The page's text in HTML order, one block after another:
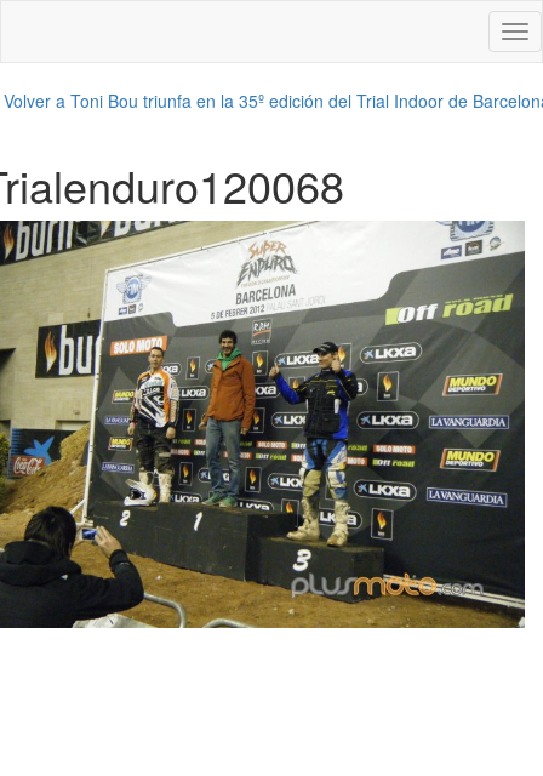
Volver a Toni Bou triunfa en la 35º edición del Trial Indoor de